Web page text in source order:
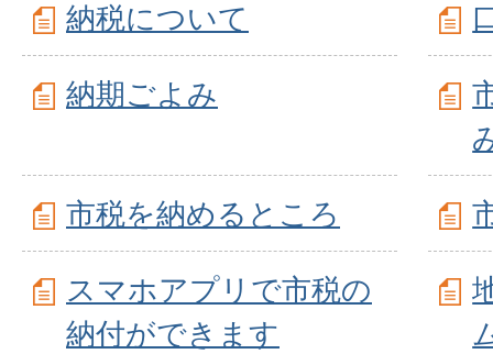
納税について
納期ごよみ
市税を納めるところ
スマホアプリで市税の
納付ができます